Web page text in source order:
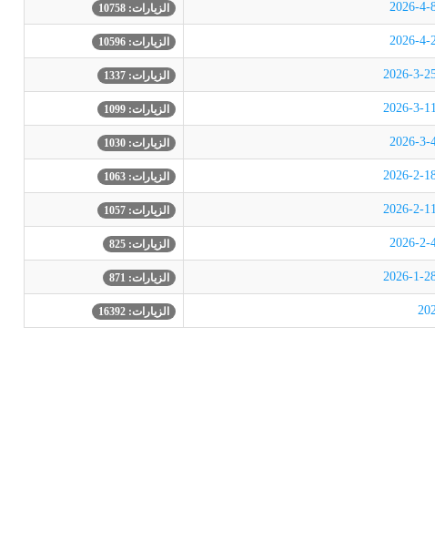
الزيارات: 10758
الزيارات: 10596
الزيارات: 1337
الزيارات: 1099
الزيارات: 1030
الزيارات: 1063
الزيارات: 1057
الزيارات: 825
الزيارات: 871
الزيارات: 16392